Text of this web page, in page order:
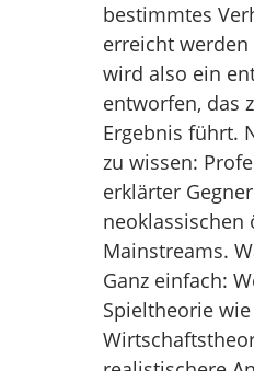
bestimmtes
erreicht werden
wird also ein
entworfen, das
Ergebnis führt.
zu wissen:
erklärter
neoklassischen
Mainstreams.
Ganz einfach:
Spieltheorie